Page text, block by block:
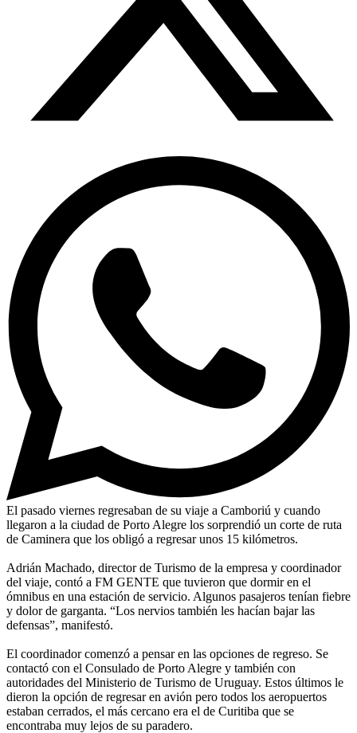
El pasado viernes regresaban de su viaje a Camboriú y cuando
llegaron a la ciudad de Porto Alegre los sorprendió un corte de ruta
de Caminera que los obligó a regresar unos 15 kilómetros.
Adrián Machado, director de Turismo de la empresa y coordinador
del viaje, contó a FM GENTE que tuvieron que dormir en el
ómnibus en una estación de servicio. Algunos pasajeros tenían fiebre
y dolor de garganta. “Los nervios también les hacían bajar las
defensas”, manifestó.
El coordinador comenzó a pensar en las opciones de regreso. Se
contactó con el Consulado de Porto Alegre y también con
autoridades del Ministerio de Turismo de Uruguay. Estos últimos le
dieron la opción de regresar en avión pero todos los aeropuertos
estaban cerrados, el más cercano era el de Curitiba que se
encontraba muy lejos de su paradero.